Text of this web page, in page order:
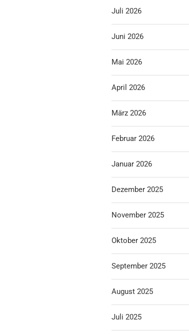
Juli 2026
Juni 2026
Mai 2026
April 2026
März 2026
Februar 2026
Januar 2026
Dezember 2025
November 2025
Oktober 2025
September 2025
August 2025
Juli 2025